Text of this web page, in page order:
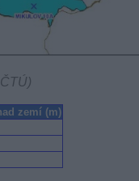
zemí (m)